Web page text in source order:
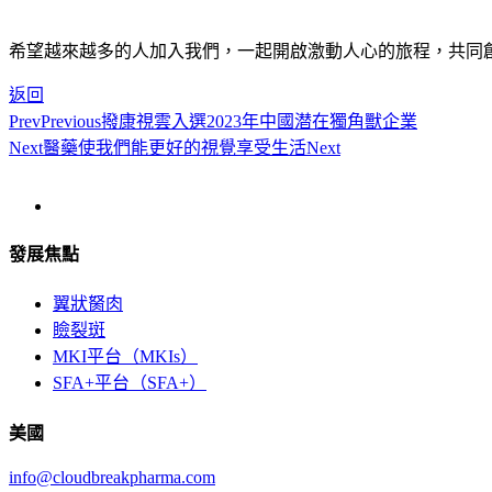
希望越來越多的人加入我們，一起開啟激動人心的旅程，共同
返回
PrevPrevious撥康視雲入選2023年中國潜在獨角獸企業
Next醫藥使我們能更好的視覺享受生活Next
發展焦點
翼狀胬肉
瞼裂斑
MKI平台（MKIs）
SFA+平台（SFA+）
美國
info@cloudbreakpharma.com